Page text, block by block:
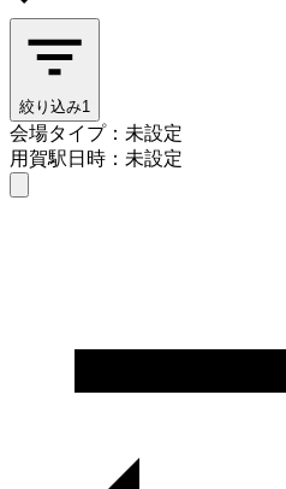
絞り込み1
会場タイプ：未設定
用賀駅日時：未設定